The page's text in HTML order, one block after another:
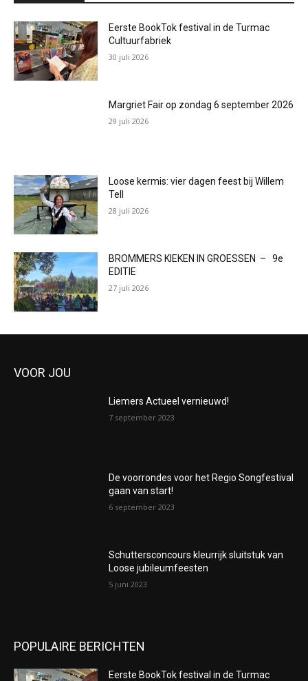
Eerste BookTok festival in de Turmac
Cultuurfabriek
30 juli 2026
Margriet Fair op zondag 6 september 2026
29 juli 2026
Loose kermis: vier dagen feest bij Willem
Tell
28 juli 2026
BROMMERS KIEKEN IN GROESSEN – 9e
EDITIE
27 juli 2026
VOOR JOU
Liemers Actueel vernieuwd!
7 september 2023
De voorrondes voor het Regio Songfestival
gaan van start!
6 september 2023
Schuttersconcours kleurrijk sluitstuk van
Loose jubileumfeesten
5 juni 2023
POPULAIRE BERICHTEN
Eerste BookTok festival in de Turmac